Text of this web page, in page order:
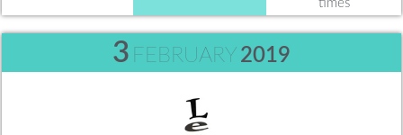
times
3 FEBRUARY 2019